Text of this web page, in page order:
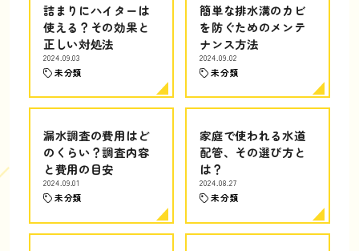
詰まりにハイターは
使える？その効果と
正しい対処法
2024.09.03
未分類
簡単な排水溝のカビ
を防ぐためのメンテ
ナンス方法
2024.09.02
未分類
漏水調査の費用はど
のくらい？調査内容
と費用の目安
2024.09.01
未分類
家庭で使われる水道
配管、その選び方と
は？
2024.08.27
未分類